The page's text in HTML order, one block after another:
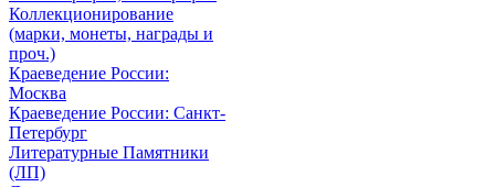
Коллекционирование
(марки, монеты, награды и
проч.)
Краеведение России:
Москва
Краеведение России: Санкт-
Петербург
Литературные Памятники
(ЛП)